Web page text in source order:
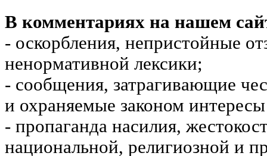
В комментариях на нашем
- оскорбления, непристойные
ненормативной лексики;
- сообщения, затрагивающие
и охраняемые законом
- пропаганда насилия,
национальной, религиозной и